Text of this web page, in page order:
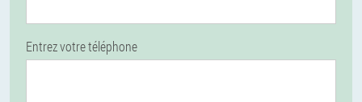
Entrez votre téléphone